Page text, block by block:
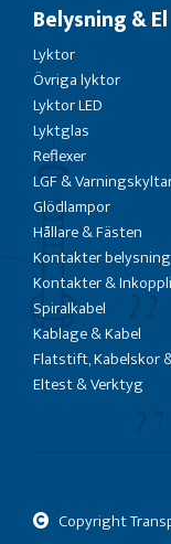
Belysning & El
Lyktor
Övriga lyktor
Lyktor LED
Lyktglas
Reflexer
LGF &
Glödlampor
Hållare & Fästen
Kontakter belysning
Kontakter &
Spiralkabel
Kablage & Kabel
Flatstift, Kabelskor
Eltest & Verktyg
Copyright